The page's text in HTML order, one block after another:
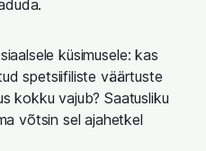
küsimusele: kas
spetsiifiliste väärtuste
kokku vajub? Saatusliku
võtsin sel ajahetkel